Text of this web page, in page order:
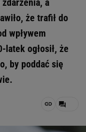
a
że trafił do
wpływem
latek ogłosił, że
by poddać się